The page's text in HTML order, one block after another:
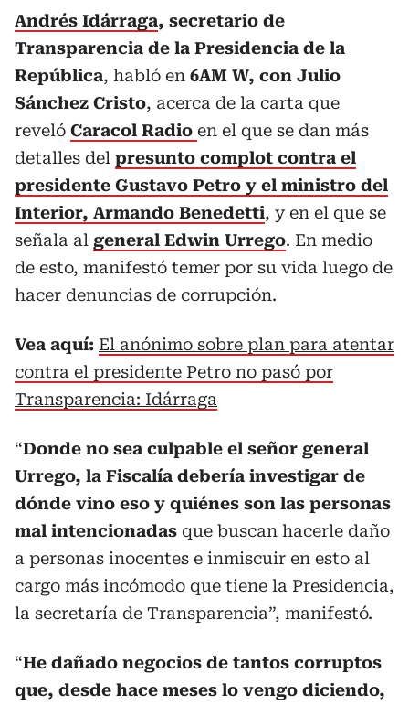
Andrés Idárraga, secretario de
Transparencia de la Presidencia de la
República, habló en 6AM W, con Julio
Sánchez Cristo, acerca de la carta que
reveló Caracol Radio en el que se dan más
detalles del presunto complot contra el
presidente Gustavo Petro y el ministro del
Interior, Armando Benedetti, y en el que se
señala al general Edwin Urrego. En medio
de esto, manifestó temer por su vida luego de
hacer denuncias de corrupción.
Vea aquí: El anónimo sobre plan para atentar
contra el presidente Petro no pasó por
Transparencia: Idárraga
“Donde no sea culpable el señor general
Urrego, la Fiscalía debería investigar de
dónde vino eso y quiénes son las personas
mal intencionadas que buscan hacerle daño
a personas inocentes e inmiscuir en esto al
cargo más incómodo que tiene la Presidencia,
la secretaría de Transparencia”, manifestó.
“He dañado negocios de tantos corruptos
que, desde hace meses lo vengo diciendo,